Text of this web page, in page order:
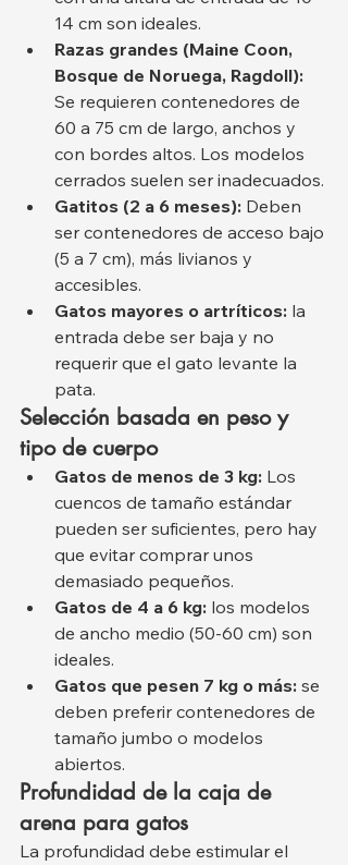
14 cm son ideales.
Razas grandes (Maine Coon,
Bosque de Noruega, Ragdoll):
Se requieren contenedores de
60 a 75 cm de largo, anchos y
con bordes altos. Los modelos
cerrados suelen ser inadecuados.
Gatitos (2 a 6 meses): Deben
ser contenedores de acceso bajo
(5 a 7 cm), más livianos y
accesibles.
Gatos mayores o artríticos: la
entrada debe ser baja y no
requerir que el gato levante la
pata.
Selección basada en peso y
tipo de cuerpo
Gatos de menos de 3 kg: Los
cuencos de tamaño estándar
pueden ser suficientes, pero hay
que evitar comprar unos
demasiado pequeños.
Gatos de 4 a 6 kg: los modelos
de ancho medio (50-60 cm) son
ideales.
Gatos que pesen 7 kg o más: se
deben preferir contenedores de
tamaño jumbo o modelos
abiertos.
Profundidad de la caja de
arena para gatos
La profundidad debe estimular el